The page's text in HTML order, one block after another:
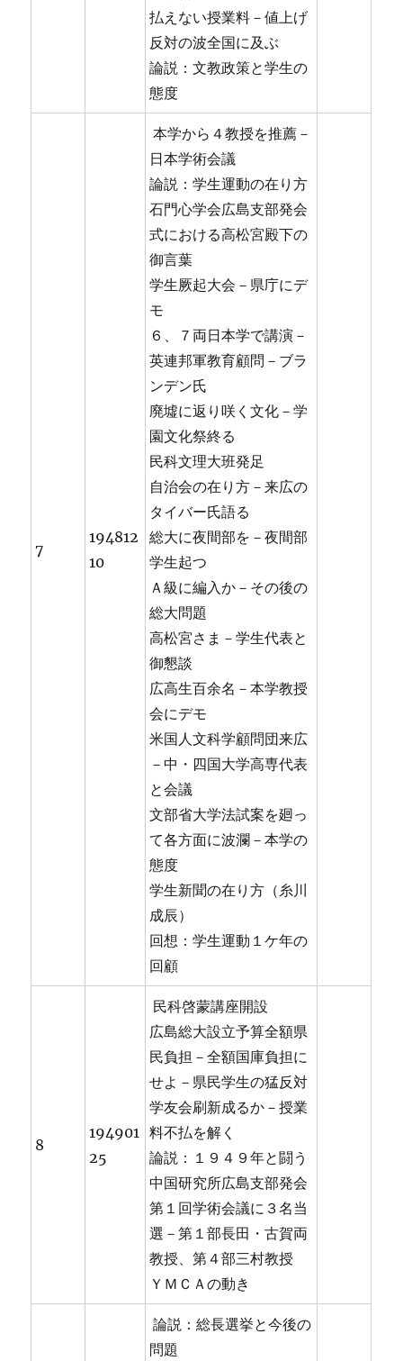
払えない授業料－値上げ
反対の波全国に及ぶ
論説：文教政策と学生の
態度
7
194812
10
本学から４教授を推薦－
日本学術会議
論説：学生運動の在り方
石門心学会広島支部発会
式における高松宮殿下の
御言葉
学生厥起大会－県庁にデ
モ
６、７両日本学で講演－
英連邦軍教育顧問－ブラ
ンデン氏
廃墟に返り咲く文化－学
園文化祭終る
民科文理大班発足
自治会の在り方－来広の
タイバー氏語る
総大に夜間部を－夜間部
学生起つ
Ａ級に編入か－その後の
総大問題
高松宮さま－学生代表と
御懇談
広高生百余名－本学教授
会にデモ
米国人文科学顧問団来広
－中・四国大学高専代表
と会議
文部省大学法試案を廻っ
て各方面に波瀾－本学の
態度
学生新聞の在り方（糸川
成辰）
回想：学生運動１ケ年の
回顧
8
194901
25
民科啓蒙講座開設
広島総大設立予算全額県
民負担－全額国庫負担に
せよ－県民学生の猛反対
学友会刷新成るか－授業
料不払を解く
論説：１９４９年と闘う
中国研究所広島支部発会
第１回学術会議に３名当
選－第１部長田・古賀両
教授、第４部三村教授
ＹＭＣＡの動き
論説：総長選挙と今後の
問題